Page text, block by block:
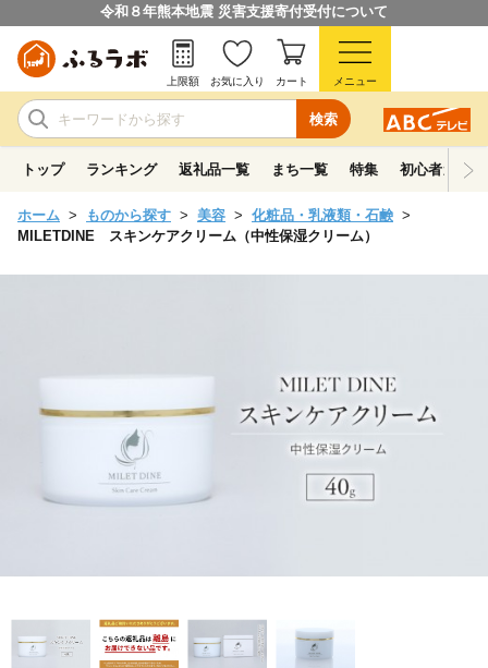
令和８年熊本地震 災害支援寄付受付について
検索
上限額 お気に入り カート メニュー
トップ ランキング 返礼品一覧 まち一覧 特集 初心者ガイド
ホーム ものから探す 美容
化粧品・乳液類・石鹸
MILETDINE スキンケアクリーム（中性保湿クリーム）